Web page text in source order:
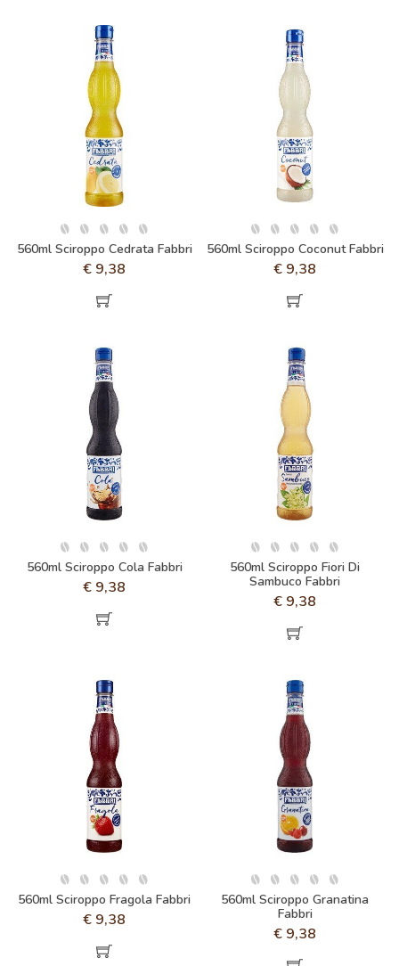
560ml Sciroppo Cedrata Fabbri
€ 9,38
560ml Sciroppo Coconut Fabbri
€ 9,38
560ml Sciroppo Cola Fabbri
€ 9,38
560ml Sciroppo Fiori Di
Sambuco Fabbri
€ 9,38
560ml Sciroppo Fragola Fabbri
€ 9,38
560ml Sciroppo Granatina
Fabbri
€ 9,38